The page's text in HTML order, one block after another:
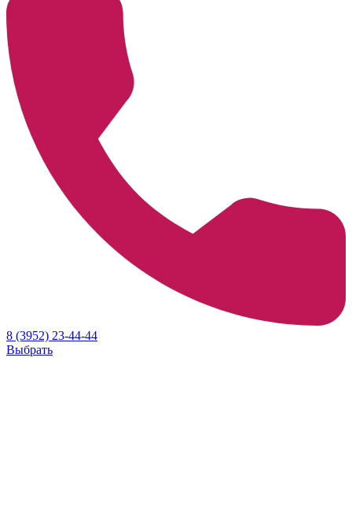
8 (3952) 23-44-44
Выбрать